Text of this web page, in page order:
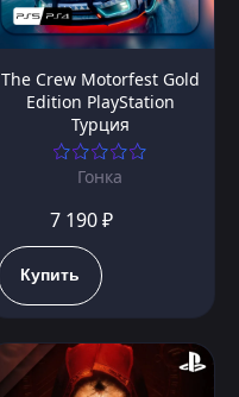
The Crew Motorfest Gold
Edition PlayStation
Турция
Гонка
7 190 ₽
Купить